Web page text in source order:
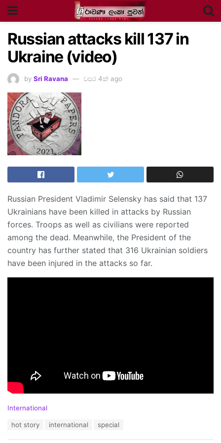
Russian attacks kill 137 in
Ukraine (video)
by Sri Ravana වසර 4ක් ago
Russian President Vladimir Selensky has said that 137
Ukrainians have been killed in attacks by Russian
forces. Troops as well as civilians were reported
among the dead. Meanwhile, the President of the
country has further stated that 316 Ukrainian soldiers
have been injured in the attacks so far.
C
International
hot story international special